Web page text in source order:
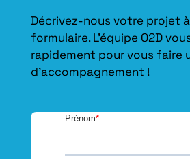
Décrivez-nous votre projet à
formulaire. L'équipe O2D
rapidement pour vous faire
d’accompagnement !